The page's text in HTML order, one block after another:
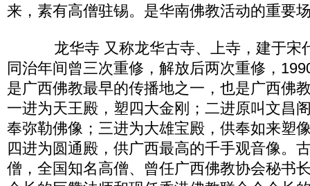
来，素有高僧驻锡。是华南佛教活动的重要
龙华寺 又称龙华古寺、上寺，建于宋
同治年间曾三次重修，解放后两次重修，
是广西佛教最早的传播地之一，也是广西佛
一进为天王殿，塑四大金刚；二进原叫文昌
奉弥勒佛像；三进为大雄宝殿，供奉如来塑
四进为圆通殿，供广西最高的千手观音像。
僧，全国知名高僧、曾任广西佛教协会秘书